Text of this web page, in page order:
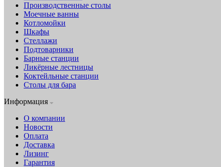
Производственные столы
Моечные ванны
Котломойки
Шкафы
Стеллажи
Подтоварники
Барные станции
Ликёрные лестницы
Коктейльные станции
Столы для бара
Информация
О компании
Новости
Оплата
Доставка
Лизинг
Гарантия